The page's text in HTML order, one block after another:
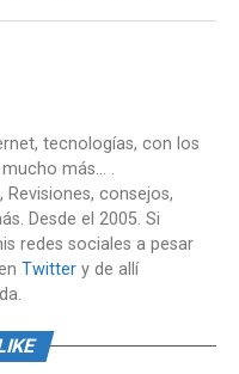
tecnologías, con los
más... .
consejos,
Desde el 2005. Si
redes sociales a pesar
Twittery de allí